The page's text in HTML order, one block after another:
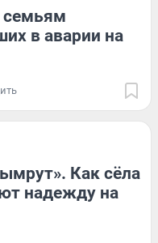
семьям
в аварии на
Как сёла
надежду на